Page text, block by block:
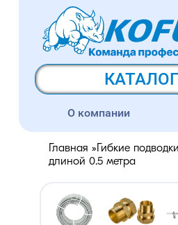
КАТАЛОГ
О компании
Главная » Гибкие подводки
длиной 0.5 метра